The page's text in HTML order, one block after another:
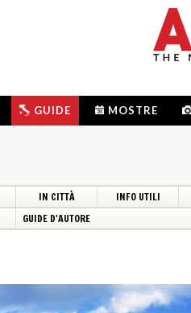
GUIDE MOSTRE
IN CITTÀ
INFO UTILI
GUIDE D'AUTORE